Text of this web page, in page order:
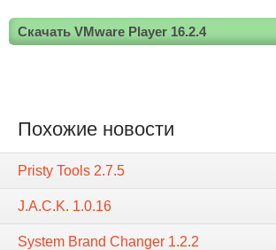
Скачать VMware Player 16.2.4
Похожие новости
Pristy Tools 2.7.5
J.A.C.K. 1.0.16
System Brand Changer 1.2.2